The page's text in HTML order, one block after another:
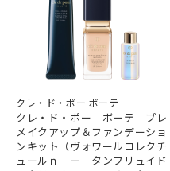
クレ・ド・ポー ボーテ
クレ・ド・ポー ボーテ プレ
メイクアップ＆ファンデーショ
ンキット（ヴォワールコレクチ
ュールｎ ＋ タンフリュイド